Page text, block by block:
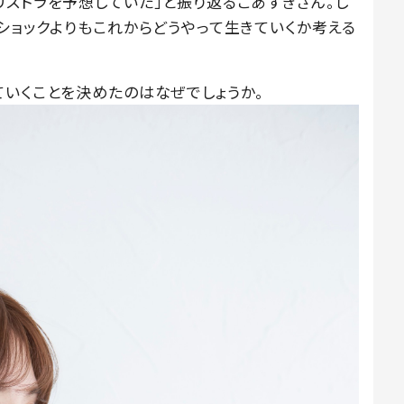
ョックよりもこれからどうやって生きていくか考える
くことを決めたのはなぜでしょうか。